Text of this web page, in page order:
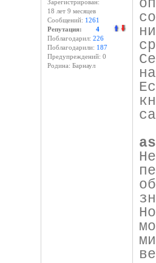
Зарегистрирован:
18 лет 9 месяцев
Сообщений: 1261
Репутация: 4
Поблагодарил: 226
Поблагодарили: 187
Предупреждений: 0
Родина: Барнаул